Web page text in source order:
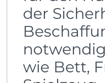
der
wie Bett,